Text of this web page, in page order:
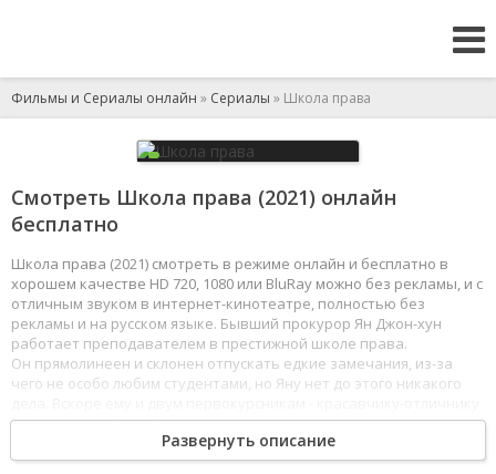
Фильмы и Сериалы онлайн » Сериалы » Школа права
Смотреть Школа права (2021) онлайн
бесплатно
Школа права (2021) смотреть в режиме онлайн и бесплатно в
хорошем качестве HD 720, 1080 или BluRay можно без рекламы, и с
отличным звуком в интернет-кинотеатре, полностью без
рекламы и на русском языке. Бывший прокурор Ян Джон-хун
работает преподавателем в престижной школе права.
Он прямолинеен и склонен отпускать едкие замечания, из-за
чего не особо любим студентами, но Яну нет до этого никакого
и девушке из бедной семьи - предстоит столкнуться
с беспрецедентным делом.
12345 678
Развернуть описание